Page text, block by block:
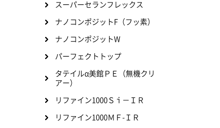
スーパーセランフレックス
ナノコンポジットF（フッ素）
ナノコンポジットW
パーフェクトトップ
タテイルα美館ＰＥ（無機クリ
アー）
リファイン1000Ｓｉ－ＩＲ
リファイン1000ＭＦ-ＩＲ